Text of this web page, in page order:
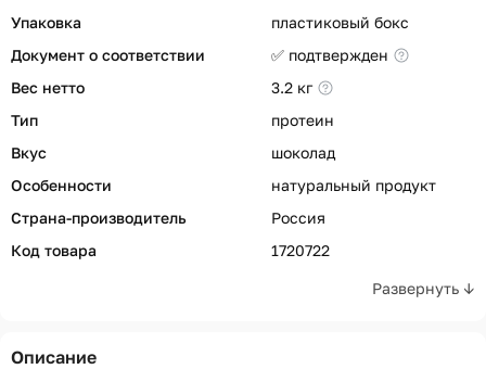
Развернуть ↓
Упаковка
пластиковый бокс
Документ о соответствии
✅ подтвержден
Вес нетто
3.2 кг
Тип
протеин
Вкус
шоколад
Особенности
натуральный продукт
Страна-производитель
Россия
Код товара
1720722
Описание